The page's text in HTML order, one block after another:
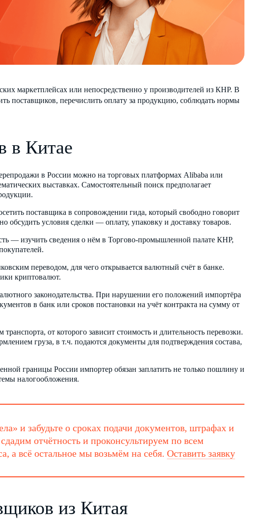
маркетплейсах или непосредственно у производителей из КНР. В
поставщиков, перечислить оплату за продукцию, соблюдать нормы
в Китае
в России можно на торговых платформах Alibaba или
выставках. Самостоятельный поиск предполагает
поставщика в сопровождении гида, который свободно говорит
условия сделки — оплату, упаковку и доставку товаров.
— изучить сведения о нём в Торгово-промышленной палате КНР,
переводом, для чего открывается валютный счёт в банке.
криптовалют.
законодательства. При нарушении его положений импортёра
в банк или сроков постановки на учёт контракта на сумму от
от которого зависит стоимость и длительность перевозки.
груза, в т.ч. подаются документы для подтверждения состава,
границы России импортер обязан заплатить не только пошлину и
налогообложения.
и забудьте о сроках подачи документов, штрафах и
отчётность и проконсультируем по всем
а всё остальное мы возьмём на себя. Оставить заявку
из Китая